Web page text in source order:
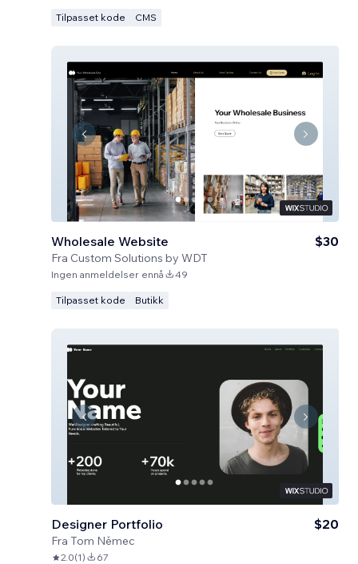
Tilpasset kode CMS
Wholesale Website
Fra Custom Solutions by WDT
$30
Ingen anmeldelser ennå 49
Tilpasset kode Butikk
Designer Portfolio
Fra Tom Němec
$20
2.0(1) 67